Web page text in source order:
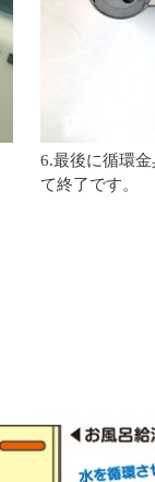
6.最後に循環
て終了です。